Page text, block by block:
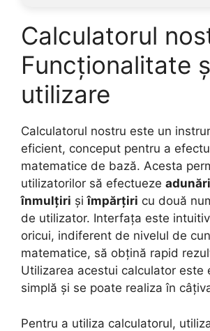
Calculatorul
Funcționalitate
utilizare
Calculatorul nostru este un
eficient, conceput pentru a
matematice de bază. Acesta
utilizatorilor să efectueze adunări
înmulțiri șiîmpărțiri cu două
de utilizator. Interfața este
oricui, indiferent de nivelul de
matematice, să obțină rapid
Utilizarea acestui calculator este
simplă și se poate realiza în
Pentru a utiliza calculatorul,